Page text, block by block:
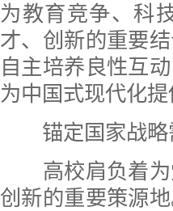
为教育竞争、科
才、创新的重要
自主培养良性互
为中国式现代化
锚定国家战略
高校肩负着为
创新的重要策源